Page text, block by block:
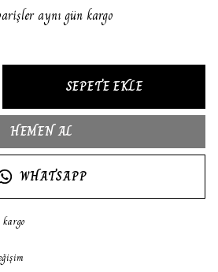
aynı gün kargo
SEPETE EKLE
HEMEN AL
WHATSAPP